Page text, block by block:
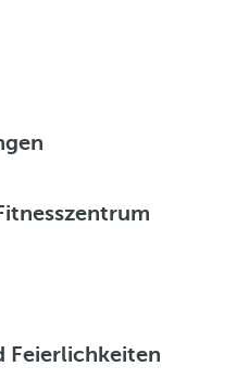
Feierlichkeiten